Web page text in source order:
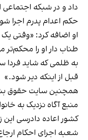
داد و در شبکه
حکم اعدام پدرم اجرا
او اضافه کرد: «وقتی
طناب دار او را
به ظلمی که شاید فردا
قبل از اینکه دیر شود.»
همچنین سایت حقوق
منبع آگاه نزدیک به
کشور اعاده دادرسی این
شعبه اجرای احکام